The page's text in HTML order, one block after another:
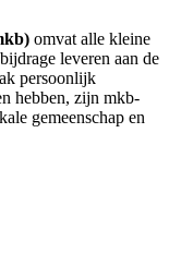
omvat alle kleine
leveren aan de
persoonlijk
hebben, zijn mkb-
gemeenschap en